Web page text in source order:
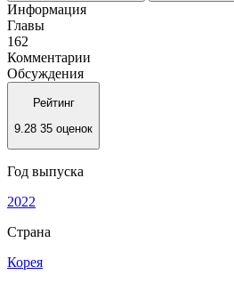
Информация
Главы
162
Комментарии
Обсуждения
Рейтинг
9.28 35 оценок
Год выпуска
2022
Страна
Корея